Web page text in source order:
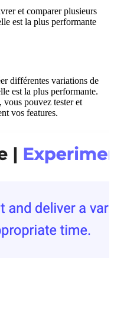
et comparer plusieurs
est la plus performante
différentes variations de
est la plus performante.
pouvez tester et
vos features.